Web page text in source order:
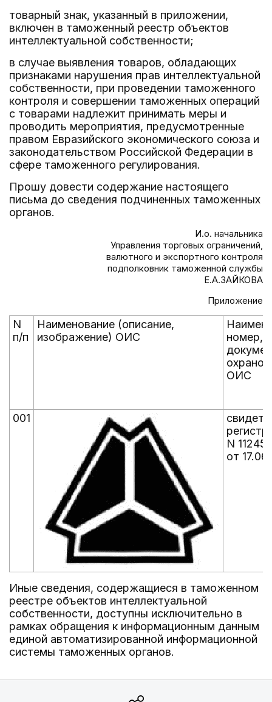
товарный знак, указанный в приложении,
включен в таможенный реестр объектов
интеллектуальной собственности;
в случае выявления товаров, обладающих
признаками нарушения прав интеллектуальной
собственности, при проведении таможенного
контроля и совершении таможенных операций
с товарами надлежит принимать меры и
проводить мероприятия, предусмотренные
правом Евразийского экономического союза и
законодательством Российской Федерации в
сфере таможенного регулирования.
Прошу довести содержание настоящего
письма до сведения подчиненных таможенных
органов.
И.о. начальника
Управления торговых ограничений,
валютного и экспортного контроля
подполковник таможенной службы
Е.А.ЗАЙКОВА
Приложение
N
п/п
Наименование (описание,
изображение) ОИС
номер,
ОИС
001
N
от
Иные сведения, содержащиеся в таможенном
реестре объектов интеллектуальной
собственности, доступны исключительно в
рамках обращения к информационным данным
единой автоматизированной информационной
системы таможенных органов.